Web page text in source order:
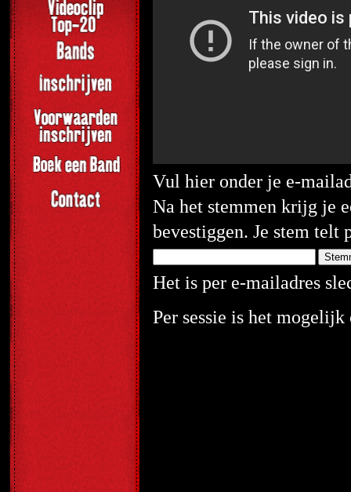
Vul hier onder je e-
Na het stemmen krijg je
bevestiggen. Je stem telt
Het is per e-mailadres
Per sessie is het